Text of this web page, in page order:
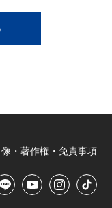
・著作権・免責事項